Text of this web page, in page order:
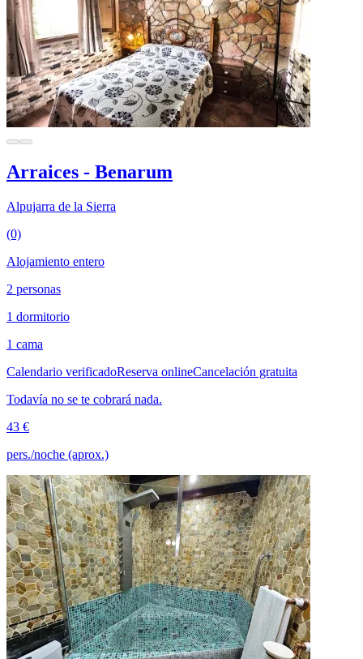
Arraices - Benarum
Alpujarra de la Sierra
(0)
Alojamiento entero
2 personas
1 dormitorio
1 cama
Calendario verificadoReserva onlineCancelación gratuita
Todavía no se te cobrará nada.
43 €
pers./noche (aprox.)